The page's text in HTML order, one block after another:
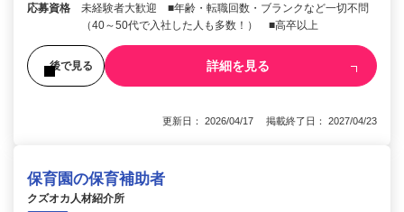
応募資格
未経験者大歓迎 ■年齢・転職回数・ブランクなど一切不問
（40～50代で入社した人も多数！） ■高卒以上
後で見る 詳細を見る
更新日： 2026/04/17 掲載終了日： 2027/04/23
保育園の保育補助者
クズオカ人材紹介所